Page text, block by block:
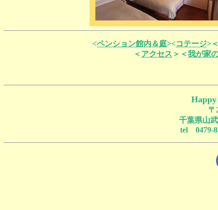
<ペンション館内＆庭><コテージ>
＜ アクセス ＞＜我が家
Happy
千葉県山
tel 0479-